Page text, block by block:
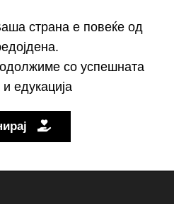
страна е повеќе од
со успешната
едукација